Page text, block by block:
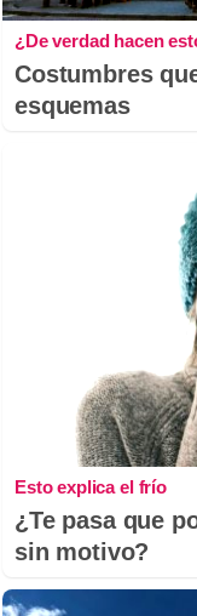
¿De verdad hacen
Costumbres
esquemas
Esto explica el frío
¿Te pasa que
sin motivo?